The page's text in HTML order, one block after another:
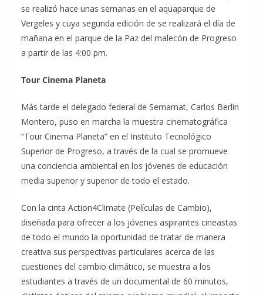
se realizó hace unas semanas en el aquaparque de
Vergeles y cuya segunda edición de se realizará el día de
mañana en el parque de la Paz del malecón de Progreso
a partir de las 4:00 pm.
Tour Cinema Planeta
Más tarde el delegado federal de Semarnat, Carlos Berlín
Montero, puso en marcha la muestra cinematográfica
“Tour Cinema Planeta” en el Instituto Tecnológico
Superior de Progreso, a través de la cual se promueve
una conciencia ambiental en los jóvenes de educación
media superior y superior de todo el estado.
Con la cinta Action4Climate (Películas de Cambio),
diseñada para ofrecer a los jóvenes aspirantes cineastas
de todo el mundo la oportunidad de tratar de manera
creativa sus perspectivas particulares acerca de las
cuestiones del cambio climático, se muestra a los
estudiantes a través de un documental de 60 minutos,